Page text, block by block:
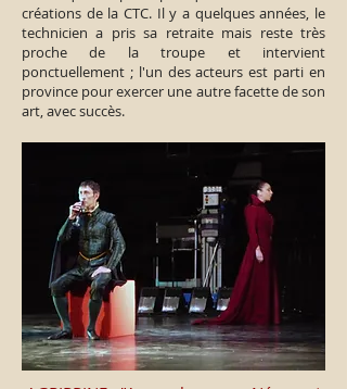
créations de la CTC. Il y a quelques années, le
technicien a pris sa retraite mais reste très
proche de la troupe et intervient
ponctuellement ; l'un des acteurs est parti en
province pour exercer une autre facette de son
art, avec succès.